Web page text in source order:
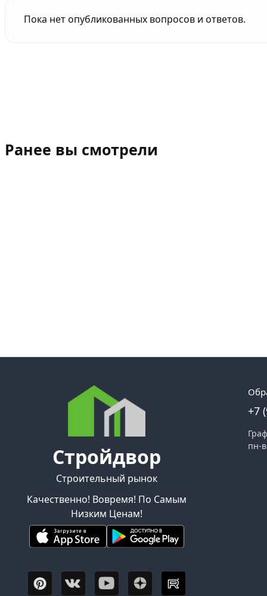
Пока нет опубликованных вопросов и ответов.
Ранее вы смотрели
Стройдвор
Строительный рынок
Качественно! Вовремя! По Самым
Низким Ценам!
+7
пн-